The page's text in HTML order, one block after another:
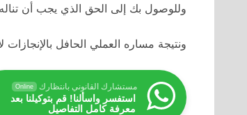
وللوصول بك إلى الحق الذي يجب أن
ونتيجة مساره العملي الحافل بالإنجازات
مستشارك القانوني بانتظارك Online
استفسر واسألنا! قم بتوكيلنا بعد
معرفة كامل التفاصيل